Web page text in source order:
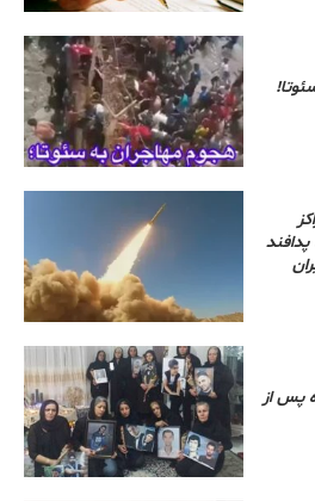
پس از